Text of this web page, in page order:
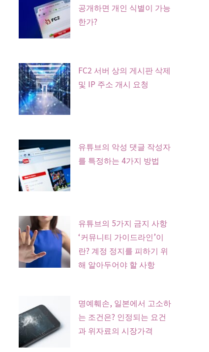
공개하면 개인 식별이 가능
한가?
FC2 서버 상의 게시판 삭제
및 IP 주소 개시 요청
유튜브의 악성 댓글 작성자
를 특정하는 4가지 방법
유튜브의 5가지 금지 사항
‘커뮤니티 가이드라인’이
란? 계정 정지를 피하기 위
해 알아두어야 할 사항
명예훼손, 일본에서 고소하
는 조건은? 인정되는 요건
과 위자료의 시장가격